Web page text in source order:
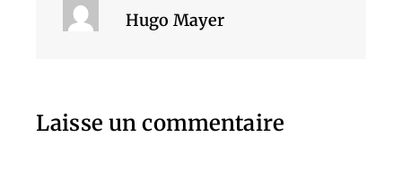
Hugo Mayer
Laisse un commentaire